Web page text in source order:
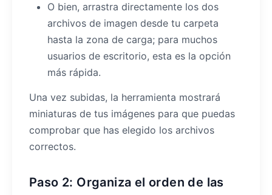
O bien, arrastra directamente los dos
archivos de imagen desde tu carpeta
hasta la zona de carga; para muchos
usuarios de escritorio, esta es la opción
más rápida.
Una vez subidas, la herramienta mostrará
miniaturas de tus imágenes para que puedas
comprobar que has elegido los archivos
correctos.
Paso 2: Organiza el orden de las